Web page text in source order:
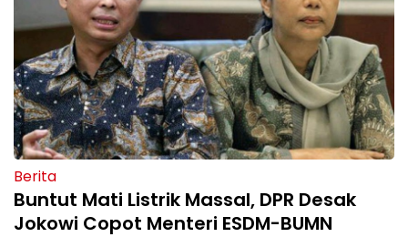
Berita
Buntut Mati Listrik Massal, DPR Desak
Jokowi Copot Menteri ESDM-BUMN